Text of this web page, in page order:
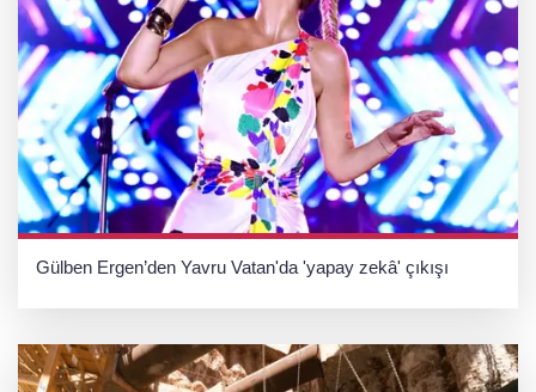
Gülben Ergen’den Yavru Vatan'da 'yapay zekâ' çıkışı